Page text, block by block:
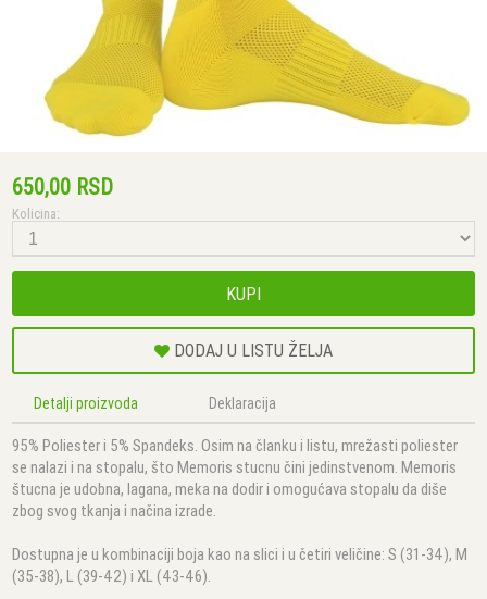
650,00 RSD
Kolicina:
KUPI
DODAJ U LISTU ŽELJA
Detalji proizvoda Deklaracija
95% Poliester i 5% Spandeks. Osim na članku i listu, mrežasti poliester
se nalazi i na stopalu, što Memoris stucnu čini jedinstvenom. Memoris
štucna je udobna, lagana, meka na dodir i omogućava stopalu da diše
zbog svog tkanja i načina izrade.
Dostupna je u kombinaciji boja kao na slici i u četiri veličine: S (31-34), M
(35-38), L (39-42) i XL (43-46).